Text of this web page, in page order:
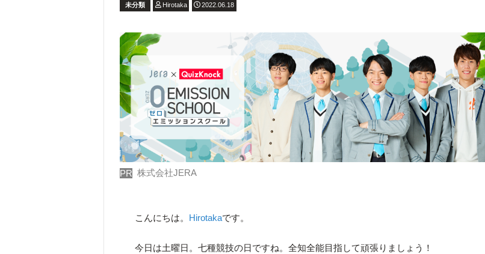
未分類 Hirotaka 2022.06.18
PR 株式会社JERA
こんにちは。 Hirotakaです。
今日は土曜日。七種競技の日ですね。全知全能目指して頑張りましょう！